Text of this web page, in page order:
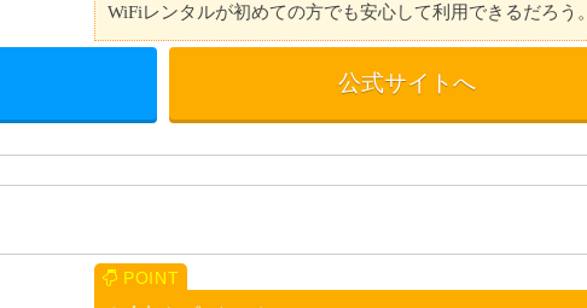
WiFiレンタルが初めての方でも安心して利用できるだろう。
公式サイトへ